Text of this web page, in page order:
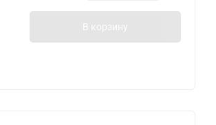
В корзину